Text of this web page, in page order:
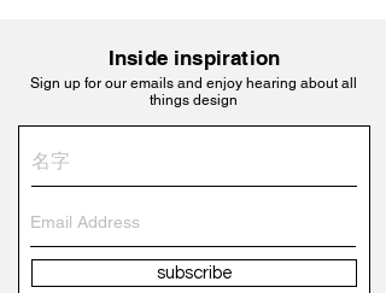
Inside inspiration
Sign up for our emails and enjoy hearing about all
things design
subscribe